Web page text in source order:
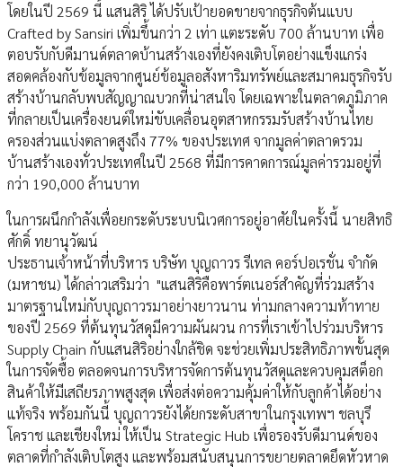
โดยในปี 2569 นี้ แสนสิริ ได้ปรับเป้ายอดขายจากธุรกิจต้นแบบ
Crafted by Sansiri เพิ่มขึ้นกว่า 2 เท่า แตะระดับ 700 ล้านบาท เพื่อ
ตอบรับกับดีมานด์ตลาดบ้านสร้างเองที่ยังคงเติบโตอย่างแข็งแกร่ง
สอดคล้องกับข้อมูลจากศูนย์ข้อมูลอสังหาริมทรัพย์และสมาคมธุรกิจรับ
สร้างบ้านกลับพบสัญญาณบวกที่น่าสนใจ โดยเฉพาะในตลาดภูมิภาค
ที่กลายเป็นเครื่องยนต์ใหม่ขับเคลื่อนอุตสาหกรรมรับสร้างบ้านไทย
ครองส่วนแบ่งตลาดสูงถึง 77% ของประเทศ จากมูลค่าตลาดรวม
บ้านสร้างเองทั่วประเทศในปี 2568 ที่มีการคาดการณ์มูลค่ารวมอยู่ที่
กว่า 190,000 ล้านบาท
ในการผนึกกำลังเพื่อยกระดับระบบนิเวศการอยู่อาศัยในครั้งนี้ นายสิทธิ
ศักดิ์ ทยานุวัฒน์
ประธานเจ้าหน้าที่บริหาร บริษัท บุญถาวร รีเทล คอร์ปอเรชั่น จำกัด
(มหาชน) ได้กล่าวเสริมว่า "แสนสิริคือพาร์ตเนอร์สำคัญที่ร่วมสร้าง
มาตรฐานใหม่กับบุญถาวรมาอย่างยาวนาน ท่ามกลางความท้าทาย
ของปี 2569 ที่ต้นทุนวัสดุมีความผันผวน การที่เราเข้าไปร่วมบริหาร
Supply Chain กับแสนสิริอย่างใกล้ชิด จะช่วยเพิ่มประสิทธิภาพขั้นสุด
ในการจัดซื้อ ตลอดจนการบริหารจัดการต้นทุนวัสดุและควบคุมสต็อก
สินค้าให้มีเสถียรภาพสูงสุด เพื่อส่งต่อความคุ้มค่าให้กับลูกค้าได้อย่าง
แท้จริง พร้อมกันนี้ บุญถาวรยังได้ยกระดับสาขาในกรุงเทพฯ ชลบุรี
โคราช และเชียงใหม่ ให้เป็น Strategic Hub เพื่อรองรับดีมานด์ของ
ตลาดที่กำลังเติบโตสูง และพร้อมสนับสนุนการขยายตลาดยึดหัวหาด